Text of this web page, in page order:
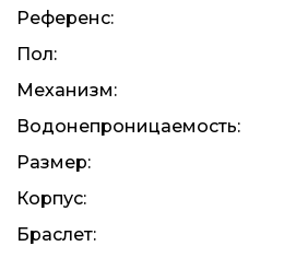
Референс:
Пол:
Механизм:
Водонепроницаемость:
Размер:
Корпус:
Браслет: